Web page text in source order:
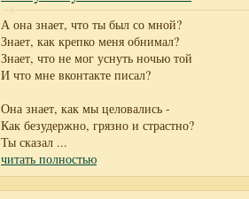
А она знает, что ты был со мной?
Знает, как крепко меня обнимал?
Знает, что не мог уснуть ночью той
И что мне вконтакте писал?
Она знает, как мы целовались -
Как безудержно, грязно и страстно?
Ты сказал ...
читать полностью